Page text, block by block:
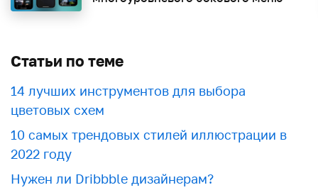
Статьи по теме
​​14 лучших инструментов для выбора
цветовых схем
10 самых трендовых стилей иллюстрации в
2022 году
Нужен ли Dribbble дизайнерам?